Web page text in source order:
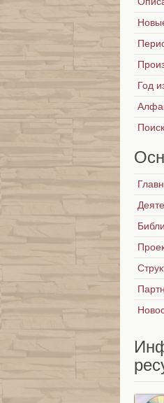
Год
Поиск